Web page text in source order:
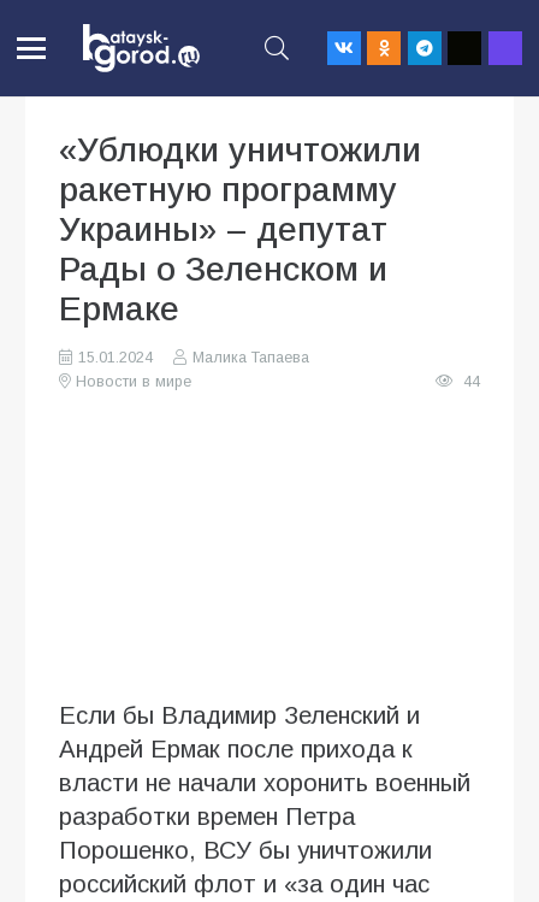
«Ублюдки уничтожили
ракетную программу
Украины» – депутат
Рады о Зеленском и
Ермаке
15.01.2024
Малика Тапаева
Новости в мире
44
Если бы Владимир Зеленский и
Андрей Ермак после прихода к
власти не начали хоронить военный
разработки времен Петра
Порошенко, ВСУ бы уничтожили
российский флот и «за один час